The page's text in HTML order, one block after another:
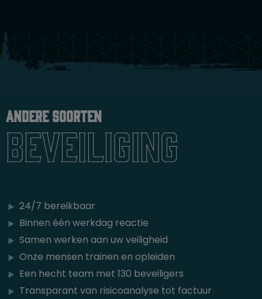
Andere soorten
Beveiliging
24/7 bereikbaar
Binnen één werkdag reactie
Samen werken aan uw veiligheid
Onze mensen trainen en opleiden
Een hecht team met 130 beveiligers
Transparant van risicoanalyse tot factuur